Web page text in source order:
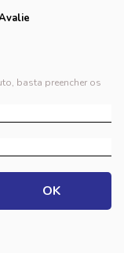
basta preencher os